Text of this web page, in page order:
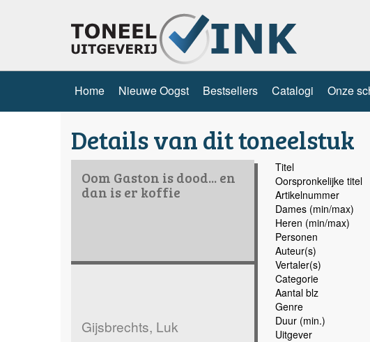
Home Nieuwe Oogst Bestsellers Catalogi Onze
Details van dit toneelstuk
Oom Gaston is dood... en
dan is er koffie
Gijsbrechts, Luk
Titel
Oorspronkelijke titel
Artikelnummer
Dames (min/max)
Heren (min/max)
Personen
Auteur(s)
Vertaler(s)
Categorie
Aantal blz
Genre
Duur (min.)
Uitgever